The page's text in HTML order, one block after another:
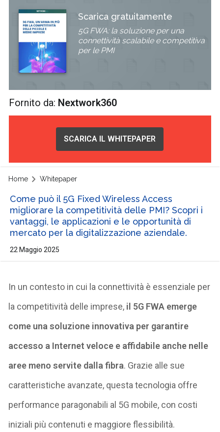
Scarica gratuitamente
5G FWA: la soluzione per una
connettività scalabile e competitiva
per le PMI
Fornito da: Nextwork360
SCARICA IL WHITEPAPER
Home Whitepaper
Come può il 5G Fixed Wireless Access
migliorare la competitività delle PMI? Scopri i
vantaggi, le applicazioni e le opportunità di
mercato per la digitalizzazione aziendale.
22 Maggio 2025
In un contesto in cui la connettività è essenziale per
la competitività delle imprese, il 5G FWA emerge
come una soluzione innovativa per garantire
accesso a Internet veloce e affidabile anche nelle
aree meno servite dalla fibra. Grazie alle sue
caratteristiche avanzate, questa tecnologia offre
performance paragonabili al 5G mobile, con costi
iniziali più contenuti e maggiore flessibilità.